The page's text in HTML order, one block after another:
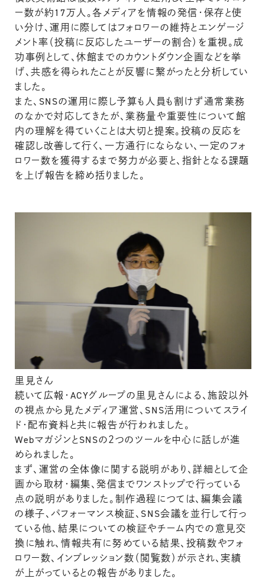
ー数が約17万人。各メディアを情報の発信・保存と使
い分け、運用に際してはフォロワーの維持とエンゲージ
メント率（投稿に反応したユーザーの割合）を重視。成
功事例として、休館までのカウントダウン企画などを挙
げ、共感を得られたことが反響に繋がったと分析してい
ました。
また、SNSの運用に際し予算も人員も割けず通常業務
のなかで対応してきたが、業務量や重要性について館
内の理解を得ていくことは大切と提案。投稿の反応を
確認し改善して行く、一方通行にならない、一定のフォ
ロワー数を獲得するまで努力が必要と、指針となる課題
を上げ報告を締め括りました。
里見さん
続いて広報・ACYグループの里見さんによる、施設以外
の視点から見たメディア運営、SNS活用についてスライ
ド・配布資料と共に報告が行われました。
WebマガジンとSNSの２つのツールを中心に話しが進
められました。
まず、運営の全体像に関する説明があり、詳細として企
画から取材・編集、発信までワンストップで行っている
点の説明がありました。制作過程につては、編集会議
の様子、パフォーマンス検証、SNS会議を並行して行っ
ている他、結果についての検証やチーム内での意見交
換に触れ、情報共有に努めている結果、投稿数やフォ
ロワー数、インプレッション数（閲覧数）が示され、実績
が上がっているとの報告がありました。